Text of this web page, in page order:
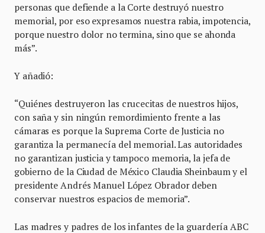
personas que defiende a la Corte destruyó nuestro
memorial, por eso expresamos nuestra rabia, impotencia,
porque nuestro dolor no termina, sino que se ahonda
más”.
Y añadió:
“Quiénes destruyeron las crucecitas de nuestros hijos,
con saña y sin ningún remordimiento frente a las
cámaras es porque la Suprema Corte de Justicia no
garantiza la permanecía del memorial. Las autoridades
no garantizan justicia y tampoco memoria, la jefa de
gobierno de la Ciudad de México Claudia Sheinbaum y el
presidente Andrés Manuel López Obrador deben
conservar nuestros espacios de memoria”.
Las madres y padres de los infantes de la guardería ABC